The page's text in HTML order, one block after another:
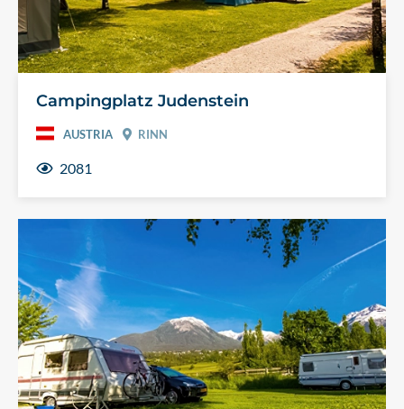
Campingplatz Judenstein
AUSTRIA RINN
2081